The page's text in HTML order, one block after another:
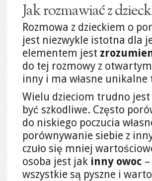
Jak rozmawiać z
Rozmowa z dzieckiem o
jest niezwykle istotna dla
elementem jest
do tej rozmowy z
inny i ma własne
Wielu dzieciom trudno
być szkodliwe. Często
do niskiego poczucia
porównywanie siebie z
czuło się mniej
osoba jest jak inny owoc
wszystkie są pyszne i